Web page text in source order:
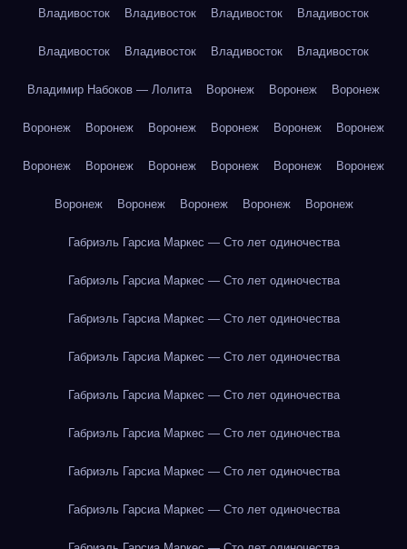
Владивосток Владивосток Владивосток Владивосток
Владивосток Владивосток Владивосток Владивосток
Владимир Набоков — Лолита Воронеж Воронеж Воронеж
Воронеж Воронеж Воронеж Воронеж Воронеж Воронеж
Воронеж Воронеж Воронеж Воронеж Воронеж Воронеж
Воронеж Воронеж Воронеж Воронеж Воронеж
Габриэль Гарсиа Маркес — Сто лет одиночества
Габриэль Гарсиа Маркес — Сто лет одиночества
Габриэль Гарсиа Маркес — Сто лет одиночества
Габриэль Гарсиа Маркес — Сто лет одиночества
Габриэль Гарсиа Маркес — Сто лет одиночества
Габриэль Гарсиа Маркес — Сто лет одиночества
Габриэль Гарсиа Маркес — Сто лет одиночества
Габриэль Гарсиа Маркес — Сто лет одиночества